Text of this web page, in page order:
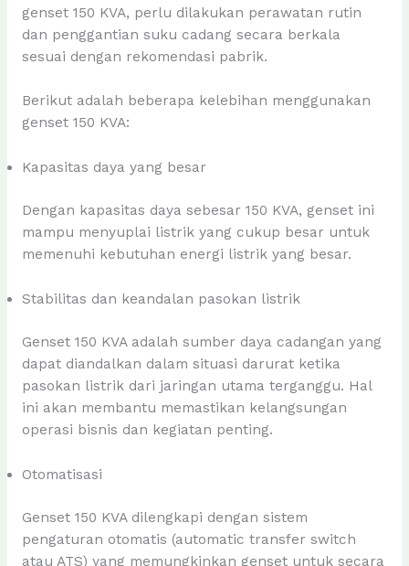
genset 150 KVA, perlu dilakukan perawatan rutin
dan penggantian suku cadang secara berkala
sesuai dengan rekomendasi pabrik.
Berikut adalah beberapa kelebihan menggunakan
genset 150 KVA:
Kapasitas daya yang besar
Dengan kapasitas daya sebesar 150 KVA, genset ini
mampu menyuplai listrik yang cukup besar untuk
memenuhi kebutuhan energi listrik yang besar.
Stabilitas dan keandalan pasokan listrik
Genset 150 KVA adalah sumber daya cadangan yang
dapat diandalkan dalam situasi darurat ketika
pasokan listrik dari jaringan utama terganggu. Hal
ini akan membantu memastikan kelangsungan
operasi bisnis dan kegiatan penting.
Otomatisasi
Genset 150 KVA dilengkapi dengan sistem
pengaturan otomatis (automatic transfer switch
atau ATS) yang memungkinkan genset untuk secara